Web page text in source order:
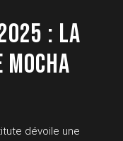
: LA
MOCHA
dévoile une